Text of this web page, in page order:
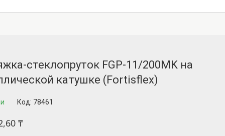
стеклопруток FGP-11/200MK на
катушке (Fortisflex)
Код: 78461
₸